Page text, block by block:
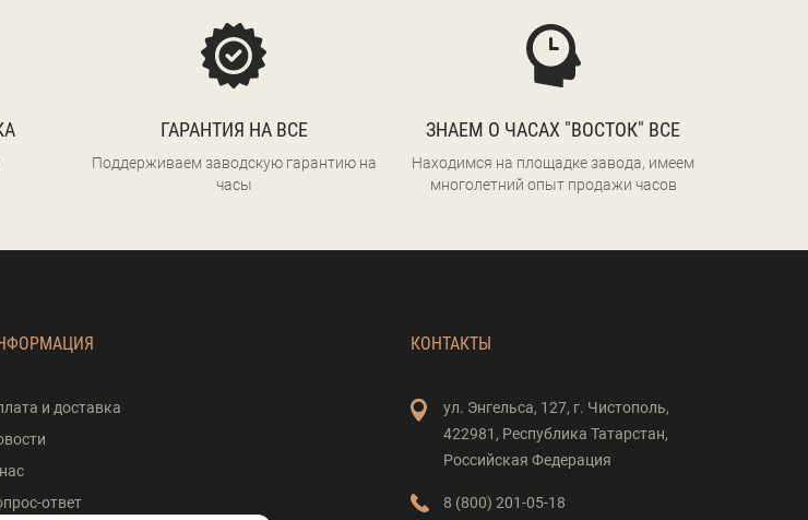
ГАРАНТИЯ НА ВСЕ
Поддерживаем заводскую гарантию на
часы
ЗНАЕМ О ЧАСАХ "ВОСТОК" ВСЕ
Находимся на площадке завода, имеем
многолетний опыт продажи часов
и доставка
ответ
КОНТАКТЫ
ул. Энгельса, 127, г. Чистополь,
422981, Республика Татарстан,
Российская Федерация
8 (800) 201-05-18